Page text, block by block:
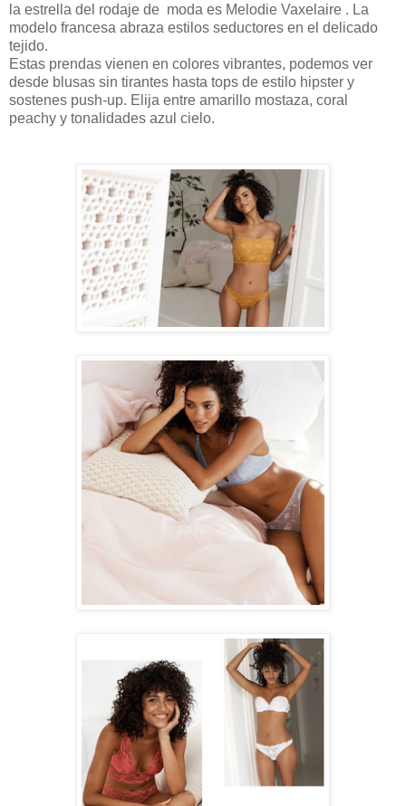
la estrella del rodaje de moda es Melodie Vaxelaire . La
modelo francesa abraza estilos seductores en el delicado
tejido.
Estas prendas vienen en colores vibrantes, podemos ver
desde blusas sin tirantes hasta tops de estilo hipster y
sostenes push-up. Elija entre amarillo mostaza, coral
peachy y tonalidades azul cielo.